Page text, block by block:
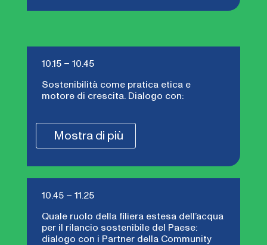
10.15 – 10.45
Sostenibilità come pratica etica e
motore di crescita. Dialogo con:
Mostra di più
10.45 – 11.25
Quale ruolo della filiera estesa dell’acqua
per il rilancio sostenibile del Paese:
dialogo con i Partner della Community